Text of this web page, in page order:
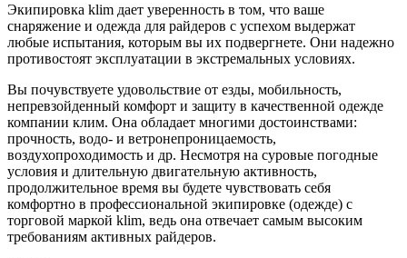
Экипировка klim дает уверенность в том, что ваше
снаряжение и одежда для райдеров с успехом выдержат
любые испытания, которым вы их подвергнете. Они надежно
противостоят эксплуатации в экстремальных условиях.
Вы почувствуете удовольствие от езды, мобильность,
непревзойденный комфорт и защиту в качественной одежде
компании клим. Она обладает многими достоинствами:
прочность, водо- и ветронепроницаемость,
воздухопроходимость и др. Несмотря на суровые погодные
условия и длительную двигательную активность,
продолжительное время вы будете чувствовать себя
комфортно в профессиональной экипировке (одежде) с
торговой маркой klim, ведь она отвечает самым высоким
требованиям активных райдеров.